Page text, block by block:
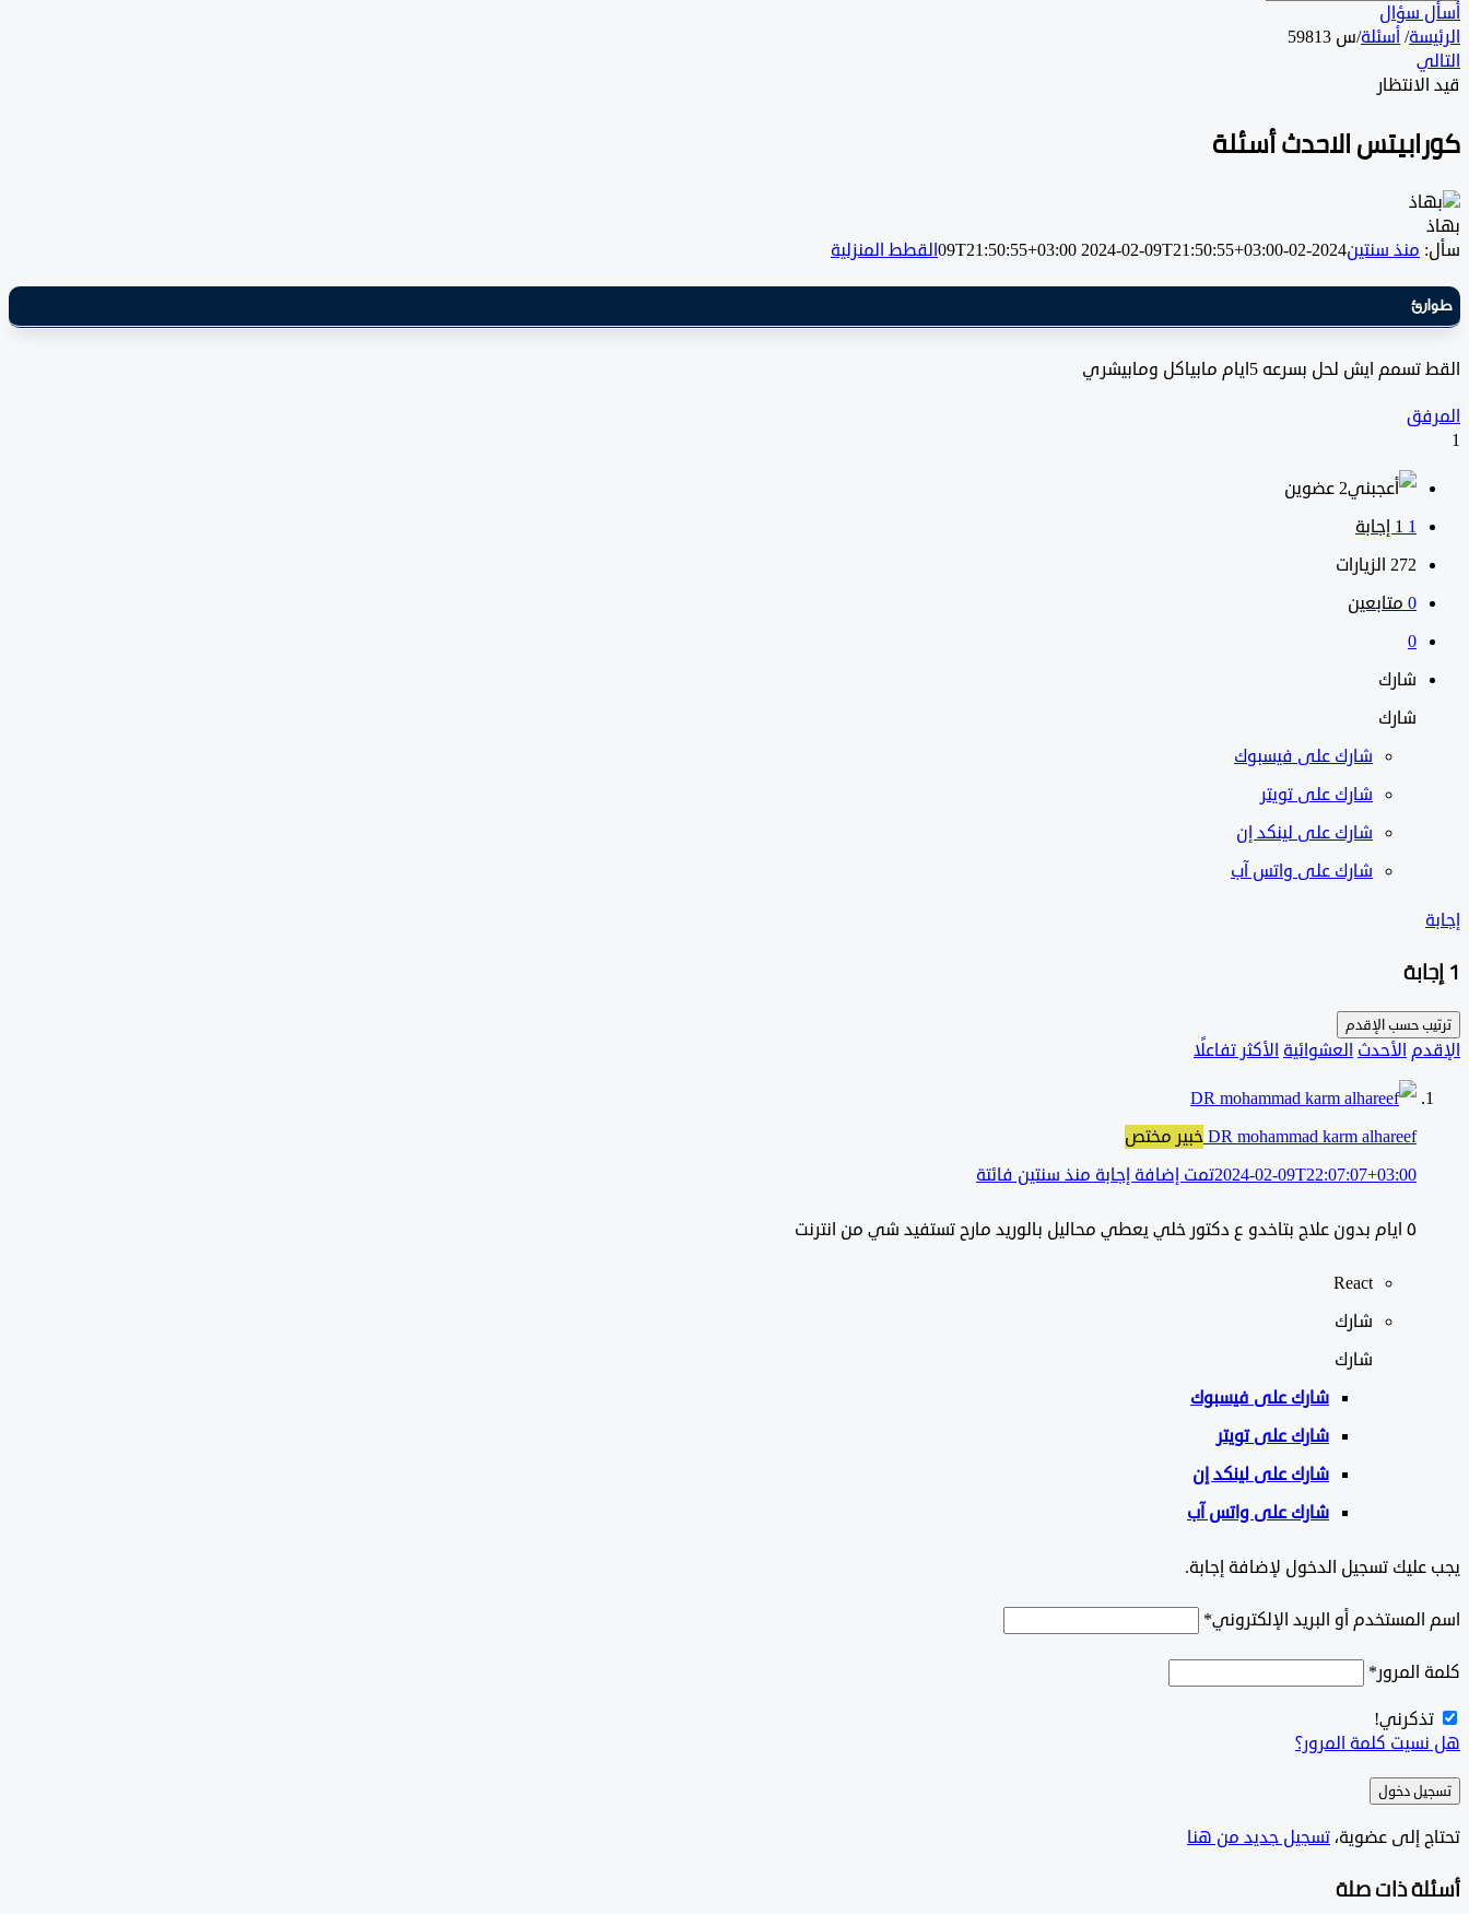
أسأل سؤال
الرئيسة/أسئلة/س 59813
التالي
قيد الانتظار
كورابيتس الاحدث أسئلة
بهاذ
سأل: منذ سنتين2024-02-09T21:50:55+03:00
2024-02-09T21:50:55+03:00 القطط المنزلية
طوارئ
القط تسمم ايش لحل بسرعه 5ايام مابياكل ومابيشري
المرفق
1
‫2 عضوين
1 ‫1 إجابة
272 الزيارات
0 متابعين
0
شارك
شارك
شارك على فيسبوك
شارك على تويتر
شارك على لينكد إن
شارك على واتس آب
إجابة
‫1 إجابة
ترتيب حسبالإقدم
الإقدم الأحدث العشوائية الأكثر تفاعلًا
DR mohammad karm alhareefخبير مختص
2024-02-09T22:07:07+03:00تمت إضافة إجابة منذ سنتين فائتة
٥ ايام بدون علاج بتاخدو ع دكتور خلي يعطي محاليل بالوريد مارح تستفيد شي من انترنت
React
شارك
شارك
شارك على فيسبوك
شارك على تويتر
شارك على لينكد إن
شارك على واتس آب
يجب عليك تسجيل الدخول لإضافة إجابة.
اسم المستخدم أو البريد الإلكتروني*
كلمة المرور*
تذكرني!
هل نسيت كلمة المرور؟
تسجيل دخول
تحتاج إلى عضوية،‫تسجيل جديد من هنا
‫أسئلة ذات صلة